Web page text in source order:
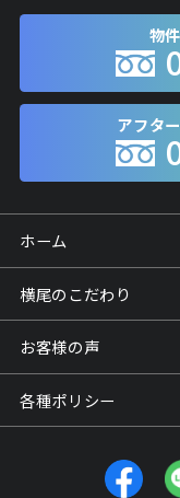
物
アフタ
ホーム
横尾のこだわり
お客様の声
各種ポリシー